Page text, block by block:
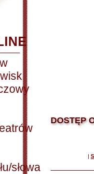
słowa
DOSTĘP
|